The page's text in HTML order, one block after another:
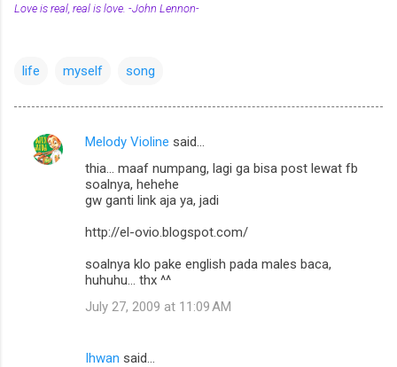
Love is real, real is love. -John Lennon-
life myself song
C
Melody Violine said…
thia... maaf numpang, lagi ga bisa post lewat fb
soalnya, hehehe
gw ganti link aja ya, jadi
http://el-ovio.blogspot.com/
soalnya klo pake english pada males baca,
huhuhu... thx ^^
July 27, 2009 at 11:09 AM
Ihwan said…